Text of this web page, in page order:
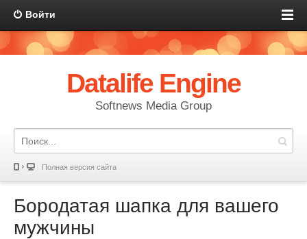
Войти
Datalife Engine
Softnews Media Group
Полная версия сайта
Бородатая шапка для вашего
мужчины